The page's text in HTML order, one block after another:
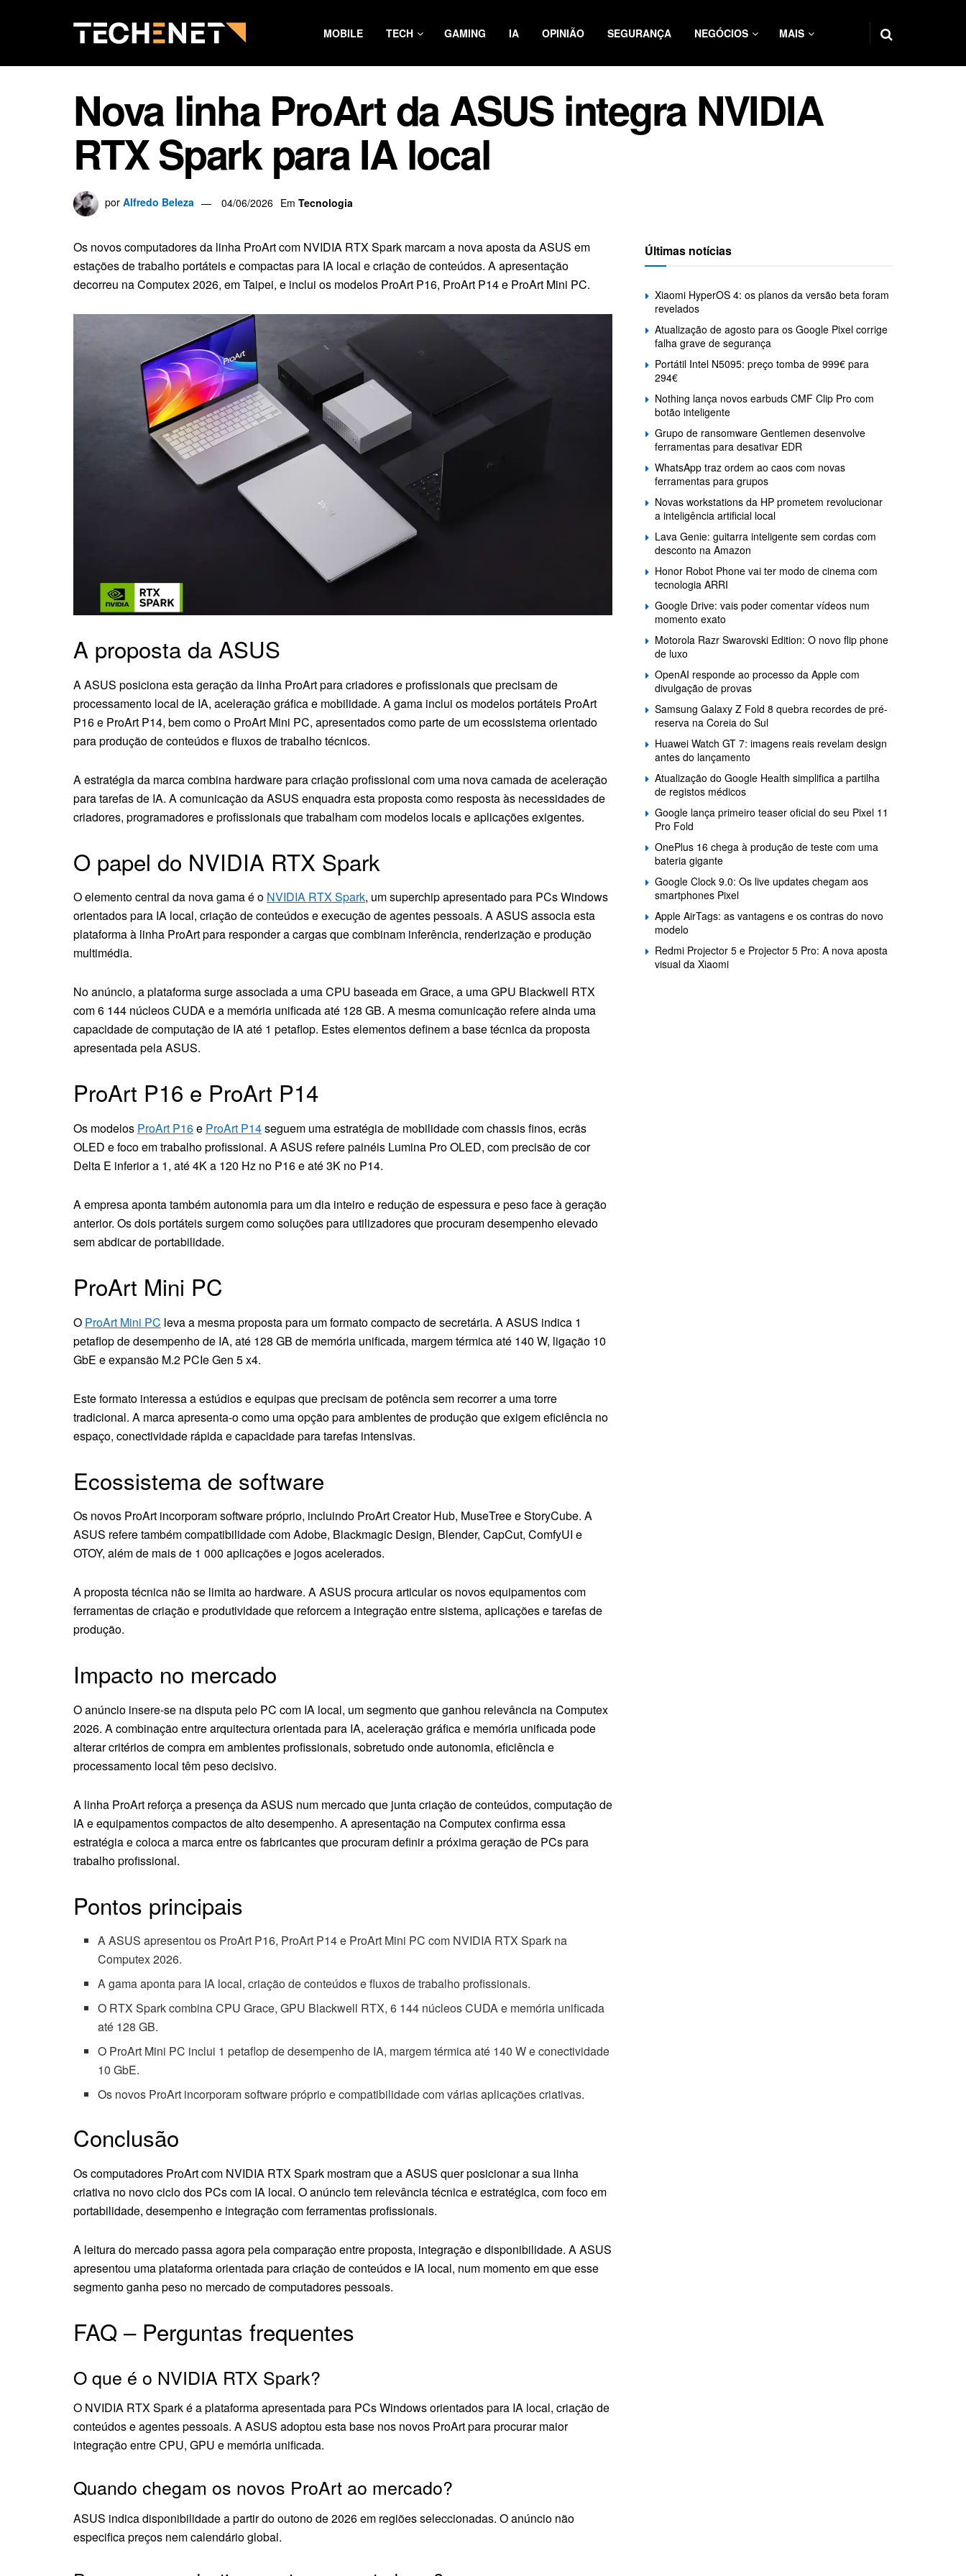
MOBILE TECH GAMING IA OPINIÃO SEGURANÇA NEGÓCIOS MAIS
Nova linha ProArt da ASUS integra NVIDIA
RTX Spark para IA local
por Alfredo Beleza 04/06/2026 Em Tecnologia
Os novos computadores da linha ProArt com NVIDIA RTX Spark marcam a nova aposta da ASUS em
estações de trabalho portáteis e compactas para IA local e criação de conteúdos. A apresentação
decorreu na Computex 2026, em Taipei, e inclui os modelos ProArt P16, ProArt P14 e ProArt Mini PC.
A proposta da ASUS
A ASUS posiciona esta geração da linha ProArt para criadores e profissionais que precisam de
processamento local de IA, aceleração gráfica e mobilidade. A gama inclui os modelos portáteis ProArt
P16 e ProArt P14, bem como o ProArt Mini PC, apresentados como parte de um ecossistema orientado
para produção de conteúdos e fluxos de trabalho técnicos.
A estratégia da marca combina hardware para criação profissional com uma nova camada de aceleração
para tarefas de IA. A comunicação da ASUS enquadra esta proposta como resposta às necessidades de
criadores, programadores e profissionais que trabalham com modelos locais e aplicações exigentes.
O papel do NVIDIA RTX Spark
O elemento central da nova gama é o NVIDIA RTX Spark, um superchip apresentado para PCs Windows
orientados para IA local, criação de conteúdos e execução de agentes pessoais. A ASUS associa esta
plataforma à linha ProArt para responder a cargas que combinam inferência, renderização e produção
multimédia.
No anúncio, a plataforma surge associada a uma CPU baseada em Grace, a uma GPU Blackwell RTX
com 6 144 núcleos CUDA e a memória unificada até 128 GB. A mesma comunicação refere ainda uma
capacidade de computação de IA até 1 petaflop. Estes elementos definem a base técnica da proposta
apresentada pela ASUS.
ProArt P16 e ProArt P14
Os modelos ProArt P16e ProArt P14seguem uma estratégia de mobilidade com chassis finos, ecrãs
OLED e foco em trabalho profissional. A ASUS refere painéis Lumina Pro OLED, com precisão de cor
Delta E inferior a 1, até 4K a 120 Hz no P16 e até 3K no P14.
A empresa aponta também autonomia para um dia inteiro e redução de espessura e peso face à geração
anterior. Os dois portáteis surgem como soluções para utilizadores que procuram desempenho elevado
sem abdicar de portabilidade.
ProArt Mini PC
O ProArt Mini PC leva a mesma proposta para um formato compacto de secretária. A ASUS indica 1
petaflop de desempenho de IA, até 128 GB de memória unificada, margem térmica até 140 W, ligação 10
GbE e expansão M.2 PCIe Gen 5 x4.
Este formato interessa a estúdios e equipas que precisam de potência sem recorrer a uma torre
tradicional. A marca apresenta-o como uma opção para ambientes de produção que exigem eficiência no
espaço, conectividade rápida e capacidade para tarefas intensivas.
Ecossistema de software
Os novos ProArt incorporam software próprio, incluindo ProArt Creator Hub, MuseTree e StoryCube. A
ASUS refere também compatibilidade com Adobe, Blackmagic Design, Blender, CapCut, ComfyUI e
OTOY, além de mais de 1 000 aplicações e jogos acelerados.
A proposta técnica não se limita ao hardware. A ASUS procura articular os novos equipamentos com
ferramentas de criação e produtividade que reforcem a integração entre sistema, aplicações e tarefas de
produção.
Impacto no mercado
O anúncio insere-se na disputa pelo PC com IA local, um segmento que ganhou relevância na Computex
2026. A combinação entre arquitectura orientada para IA, aceleração gráfica e memória unificada pode
alterar critérios de compra em ambientes profissionais, sobretudo onde autonomia, eficiência e
processamento local têm peso decisivo.
A linha ProArt reforça a presença da ASUS num mercado que junta criação de conteúdos, computação de
IA e equipamentos compactos de alto desempenho. A apresentação na Computex confirma essa
estratégia e coloca a marca entre os fabricantes que procuram definir a próxima geração de PCs para
trabalho profissional.
Pontos principais
A ASUS apresentou os ProArt P16, ProArt P14 e ProArt Mini PC com NVIDIA RTX Spark na
Computex 2026.
A gama aponta para IA local, criação de conteúdos e fluxos de trabalho profissionais.
O RTX Spark combina CPU Grace, GPU Blackwell RTX, 6 144 núcleos CUDA e memória unificada
até 128 GB.
O ProArt Mini PC inclui 1 petaflop de desempenho de IA, margem térmica até 140 W e conectividade
10 GbE.
Os novos ProArt incorporam software próprio e compatibilidade com várias aplicações criativas.
Conclusão
Os computadores ProArt com NVIDIA RTX Spark mostram que a ASUS quer posicionar a sua linha
criativa no novo ciclo dos PCs com IA local. O anúncio tem relevância técnica e estratégica, com foco em
portabilidade, desempenho e integração com ferramentas profissionais.
A leitura do mercado passa agora pela comparação entre proposta, integração e disponibilidade. A ASUS
apresentou uma plataforma orientada para criação de conteúdos e IA local, num momento em que esse
segmento ganha peso no mercado de computadores pessoais.
FAQ – Perguntas frequentes
O que é o NVIDIA RTX Spark?
O NVIDIA RTX Spark é a plataforma apresentada para PCs Windows orientados para IA local, criação de
conteúdos e agentes pessoais. A ASUS adoptou esta base nos novos ProArt para procurar maior
integração entre CPU, GPU e memória unificada.
Quando chegam os novos ProArt ao mercado?
ASUS indica disponibilidade a partir do outono de 2026 em regiões seleccionadas. O anúncio não
especifica preços nem calendário global.
Últimas notícias
Xiaomi HyperOS 4: os planos da versão beta foram
revelados
Atualização de agosto para os Google Pixel corrige
falha grave de segurança
Portátil Intel N5095: preço tomba de 999€ para
294€
Nothing lança novos earbuds CMF Clip Pro com
botão inteligente
Grupo de ransomware Gentlemen desenvolve
ferramentas para desativar EDR
WhatsApp traz ordem ao caos com novas
ferramentas para grupos
Novas workstations da HP prometem revolucionar
a inteligência artificial local
Lava Genie: guitarra inteligente sem cordas com
desconto na Amazon
Honor Robot Phone vai ter modo de cinema com
tecnologia ARRI
Google Drive: vais poder comentar vídeos num
momento exato
Motorola Razr Swarovski Edition: O novo flip phone
de luxo
OpenAI responde ao processo da Apple com
divulgação de provas
Samsung Galaxy Z Fold 8 quebra recordes de pré-
reserva na Coreia do Sul
Huawei Watch GT 7: imagens reais revelam design
antes do lançamento
Atualização do Google Health simplifica a partilha
de registos médicos
Google lança primeiro teaser oficial do seu Pixel 11
Pro Fold
OnePlus 16 chega à produção de teste com uma
bateria gigante
Google Clock 9.0: Os live updates chegam aos
smartphones Pixel
Apple AirTags: as vantagens e os contras do novo
modelo
Redmi Projector 5 e Projector 5 Pro: A nova aposta
visual da Xiaomi